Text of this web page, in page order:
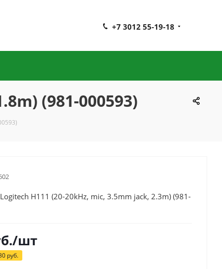
+7 3012 55-19-18
(981-000593)
H111 (20-20kHz, mic, 3.5mm jack, 2.3m) (981-
/шт
руб.